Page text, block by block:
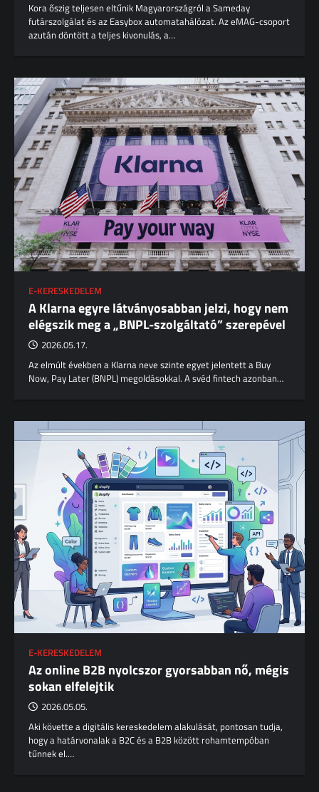
Kora őszig teljesen eltűnik Magyarországról a Sameday
futárszolgálat és az Easybox automatahálózat. Az eMAG-csoport
azután döntött a teljes kivonulás, a…
E-KERESKEDELEM
A Klarna egyre látványosabban jelzi, hogy nem
elégszik meg a „BNPL-szolgáltató” szerepével
2026.05.17.
Az elmúlt években a Klarna neve szinte egyet jelentett a Buy
Now, Pay Later (BNPL) megoldásokkal. A svéd fintech azonban…
E-KERESKEDELEM
Az online B2B nyolcszor gyorsabban nő, mégis
sokan elfelejtik
2026.05.05.
Aki követte a digitális kereskedelem alakulását, pontosan tudja,
hogy a határvonalak a B2C és a B2B között rohamtempóban
tűnnek el.…